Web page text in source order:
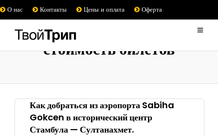
О нас Контакты Цены и оплата Оферта
стоимость билетов
Как добраться из аэропорта Sabiha
Gokcen в исторический центр
Стамбула — Султанахмет.